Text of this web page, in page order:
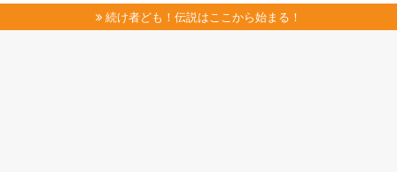
続け者ども！伝説はここから始まる！